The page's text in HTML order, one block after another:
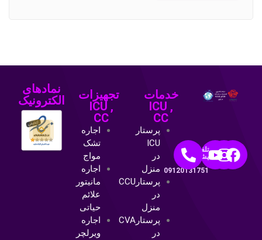
پشتیبانی:
09120131751
ICU ,
CC
پرستار
ICU
در
منزل
در
منزل
در
منزل
ICU ,
CC
اجاره
تشک
مواج
اجاره
مانیتور
علائم
حیاتی
اجاره
ویرلچر
برقی
الکترونیک